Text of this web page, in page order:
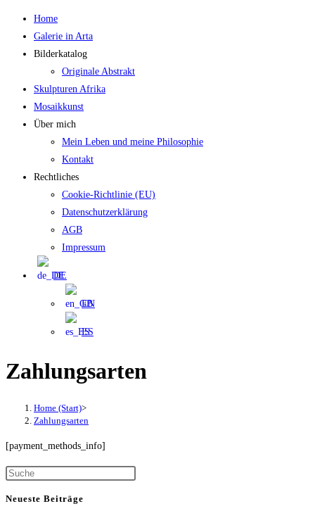
Zum
Inhalt
springen
Home
Galerie in Arta
Bilderkatalog
Originale Abstrakt
Skulpturen Afrika
Mosaikkunst
Über mich
Mein Leben und meine Philosophie
Kontakt
Rechtliches
Cookie-Richtlinie (EU)
Datenschutzerklärung
AGB
Impressum
DE
EN
ES
Zahlungsarten
Home (Start)>
Zahlungsarten
[payment_methods_info]
Neueste Beiträge